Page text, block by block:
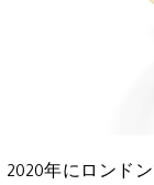
2020年にロンド